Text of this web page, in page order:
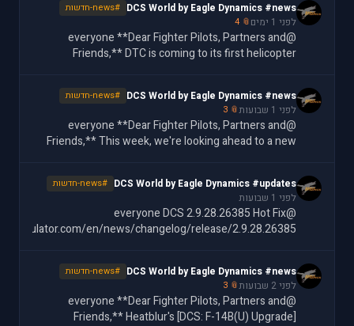
DCS World by Eagle Dynamics #news #news-חדשות
לפני 1 ימים 📎 4
@everyone **Dear Fighter Pilots, Partners and
Friends,** DTC is coming to its first helicopter
DCS World by Eagle Dynamics #news #news-חדשות
לפני 1 שבועות 📎 3
@everyone **Dear Fighter Pilots, Partners and
Friends,** This week, we're looking ahead to a new
ov
DCS World by Eagle Dynamics #updates #news-חדשות
לפני 1 שבועות
@everyone DCS 2.9.28.26385 Hot Fix
en/news/changelog/release/2.9.28.26385/
DCS World by Eagle Dynamics #news #news-חדשות
לפני 2 שבועות 📎 3
@everyone **Dear Fighter Pilots, Partners and
Friends,** Heatblur's [DCS: F-14B(U) Upgrade]